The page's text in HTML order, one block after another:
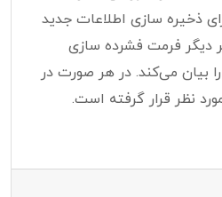
ذخیره سازی اطلاعات جدید
دیگر فرمت فشرده سازی
بیان می‌کند. در هر صورت در
نظر قرار گرفته است.